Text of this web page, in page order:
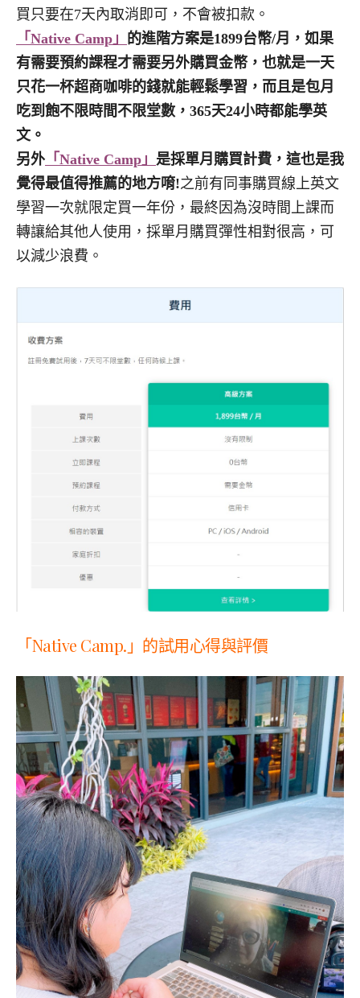
買只要在7天內取消即可，不會被扣款。
「Native Camp」
的進階方案是1899台幣/月，如果
有需要預約課程才需要另外購買金幣，也就是一天
只花一杯超商咖啡的錢就能輕鬆學習，而且是包月
吃到飽不限時間不限堂數，365天24小時都能學英
文。
另外 「Native Camp」 是採單月購買計費，這也是我
覺得最值得推薦的地方唷!之前有同事購買線上英文
學習一次就限定買一年份，最終因為沒時間上課而
轉讓給其他人使用，採單月購買彈性相對很高，可
以減少浪費。
「Native Camp.」的試用心得與評價